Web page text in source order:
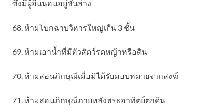
ซึ่งมีผู้อื่นนอนอยู่ชั้นล่าง
68. ห้ามโบกฉาบวิหารใหญ่เกิน 3 ชั้น
69. ห้ามเอาน้ำที่มีตัวสัตว์รดหญ้าหรือดิน
70. ห้ามสอนภิกษุณีเมื่อมิได้รับมอบหมายจากสงฆ์
71. ห้ามสอนภิกษุณีภายหลังพระอาทิตย์ตกดิน